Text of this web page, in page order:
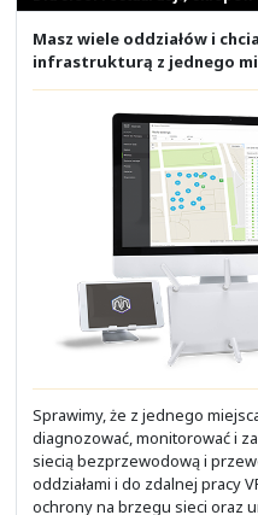
Widoczny na slajdzie
typowo przełączników L2.
Przed kolejną porcją
tej poznanej tutaj.
Edukacja z
Darmowe szkolenia i
Opinie o naszych
Osoby tworzące
Wsparcie i sprzęt dla
Podstawy